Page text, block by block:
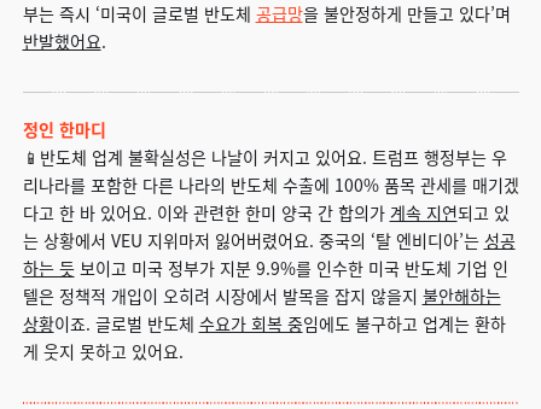
부는 즉시 ‘미국이 글로벌 반도체 공급망을 불안정하게 만들고 있다’며
반발했어요.
정인 한마디
📱반도체 업계 불확실성은 나날이 커지고 있어요. 트럼프 행정부는 우
리나라를 포함한 다른 나라의 반도체 수출에 100% 품목 관세를 매기겠
다고 한 바 있어요. 이와 관련한 한미 양국 간 합의가 계속 지연되고 있
는 상황에서 VEU 지위마저 잃어버렸어요. 중국의 ‘탈 엔비디아’는 성공
하는 듯보이고 미국 정부가 지분 9.9%를 인수한 미국 반도체 기업 인
텔은 정책적 개입이 오히려 시장에서 발목을 잡지 않을지 불안해하는
상황이죠. 글로벌 반도체 수요가 회복 중임에도 불구하고 업계는 환하
게 웃지 못하고 있어요.